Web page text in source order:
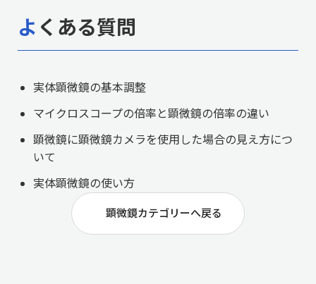
よくある質問
実体顕微鏡の基本調整
マイクロスコープの倍率と顕微鏡の倍率の違い
顕微鏡に顕微鏡カメラを使用した場合の見え方につ
いて
実体顕微鏡の使い方
顕微鏡カテゴリーへ戻る